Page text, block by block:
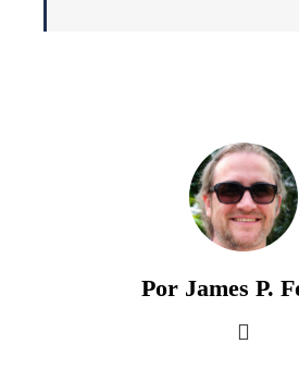
Por James P.